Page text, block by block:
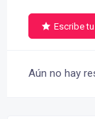
Escribe
Aún no hay